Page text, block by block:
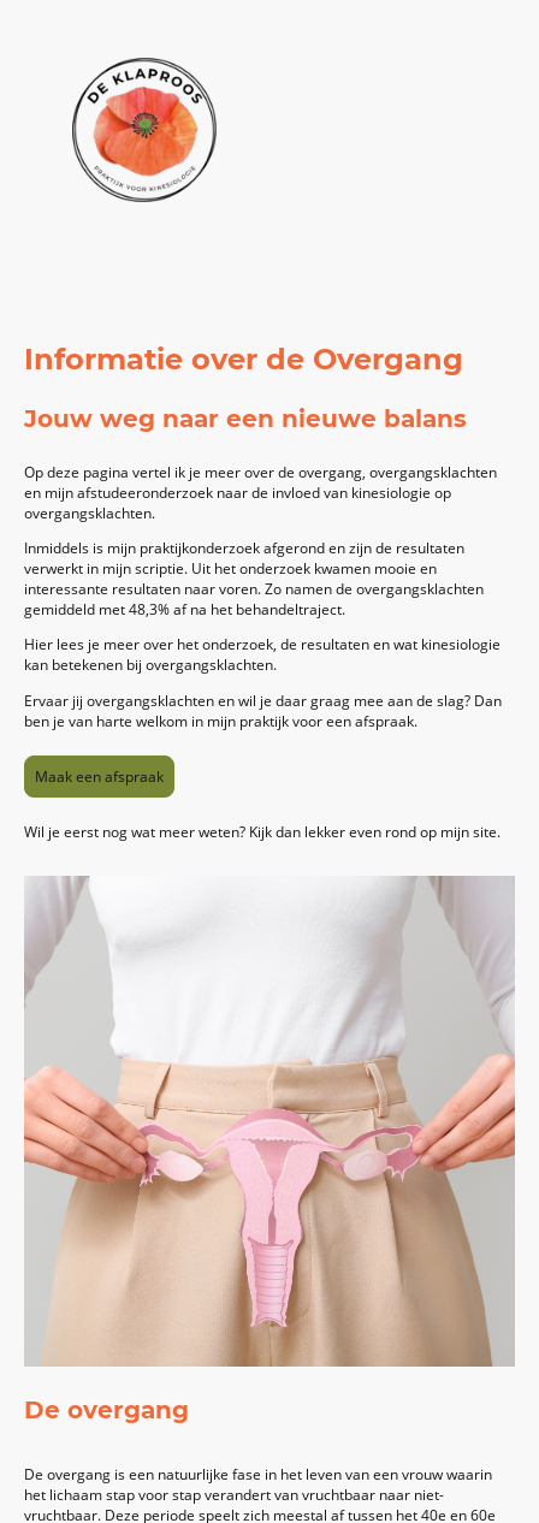
Informatie over de Overgang
Jouw weg naar een nieuwe balans
Op deze pagina vertel ik je meer over de overgang, overgangsklachten
en mijn afstudeeronderzoek naar de invloed van kinesiologie op
overgangsklachten.
Inmiddels is mijn praktijkonderzoek afgerond en zijn de resultaten
verwerkt in mijn scriptie. Uit het onderzoek kwamen mooie en
interessante resultaten naar voren. Zo namen de overgangsklachten
gemiddeld met 48,3% af na het behandeltraject.
Hier lees je meer over het onderzoek, de resultaten en wat kinesiologie
kan betekenen bij overgangsklachten.
Ervaar jij overgangsklachten en wil je daar graag mee aan de slag? Dan
ben je van harte welkom in mijn praktijk voor een afspraak.
Maak een afspraak
Wil je eerst nog wat meer weten? Kijk dan lekker even rond op mijn site.
De overgang
De overgang is een natuurlijke fase in het leven van een vrouw waarin
het lichaam stap voor stap verandert van vruchtbaar naar niet-
vruchtbaar. Deze periode speelt zich meestal af tussen het 40e en 60e